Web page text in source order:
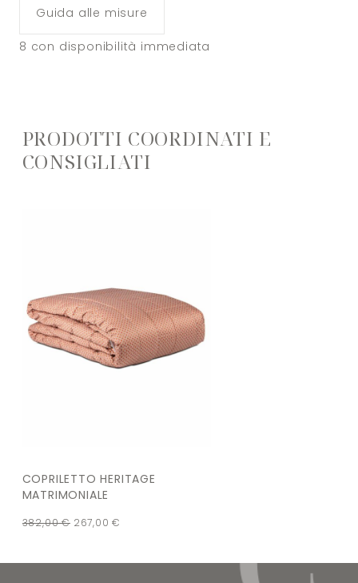
Guida alle misure
8 con disponibilità immediata
PRODOTTI COORDINATI E
CONSIGLIATI
COPRILETTO HERITAGE
MATRIMONIALE
382,00€ 267,00€